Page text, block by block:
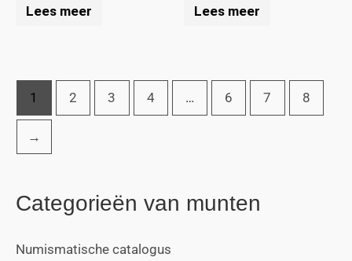
Categorieën van munten
Numismatische catalogus
Lees meer Lees meer
1 2 3 4 … 6 7 8
→